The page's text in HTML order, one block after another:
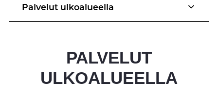
Palvelut ulkoalueella
PALVELUT
ULKOALUEELLA